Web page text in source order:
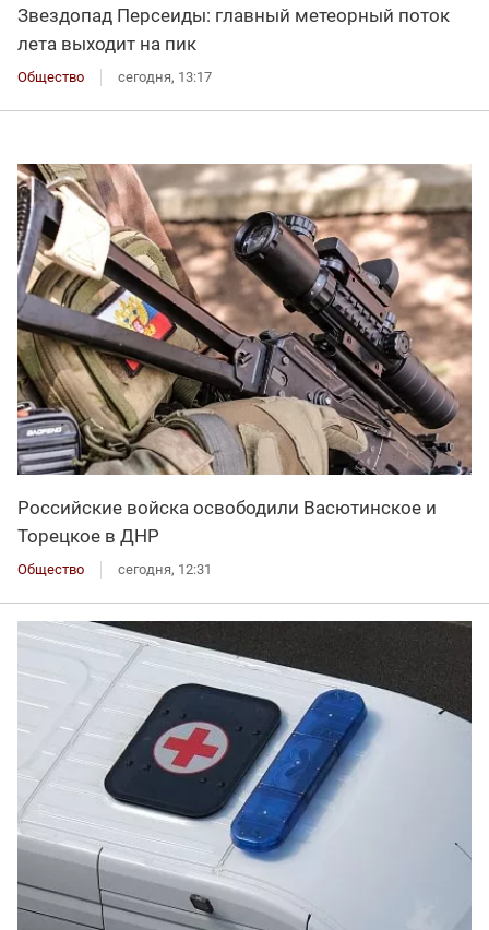
Звездопад Персеиды: главный метеорный поток
лета выходит на пик
Общество сегодня, 13:17
Российские войска освободили Васютинское и
Торецкое в ДНР
Общество сегодня, 12:31